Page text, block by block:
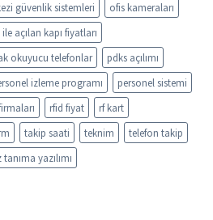
güvenlik sistemleri
ofis kameraları
açılan kapı fiyatları
okuyucu telefonlar
pdks açılımı
izleme programı
personel sistemi
rfid fiyat
rf kart
takip saati teknim
telefon takip
tanıma yazılımı